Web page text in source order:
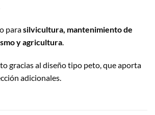
parasilvicultura, mantenimiento de
y agricultura.
gracias al diseño tipo peto, que aporta
adicionales.